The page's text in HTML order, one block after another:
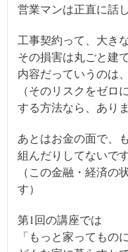
営業マンは正直に話
工事契約って、大き
その損害は丸ごと建
内容だっていうのは
（そのリスクをゼロ
する方法なら、ありま
あとはお金の面で、
組んだりしてないで
（この金融・経済
す）
第1回の講座では
「もっと家ってもの